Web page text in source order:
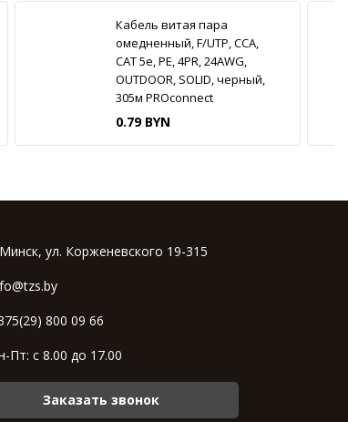
Кабель витая пара
омедненный, F/UTP, CCA,
CAT 5e, PE, 4PR, 24AWG,
OUTDOOR, SOLID, черный,
305м PROconnect
0.79 BYN
ул. Корженевского 19-315
800 09 66
Пт: с 8.00 до 17.00
Заказать звонок